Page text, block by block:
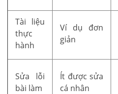
Tài liệu
thực
hành
Ví dụ đơn
giản
Sửa lỗi
bài làm
Ít được sửa
cá nhân